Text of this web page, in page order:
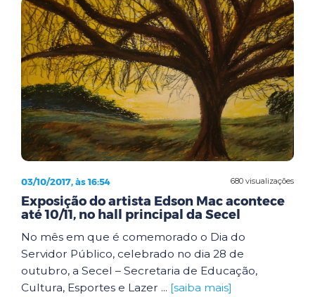
680 visualizações
03/10/2017, às 16:54
Exposição do artista Edson Mac acontece
até 10/11, no hall principal da Secel
No mês em que é comemorado o Dia do
Servidor Público, celebrado no dia 28 de
outubro, a Secel – Secretaria de Educação,
Cultura, Esportes e Lazer ... [saiba mais]